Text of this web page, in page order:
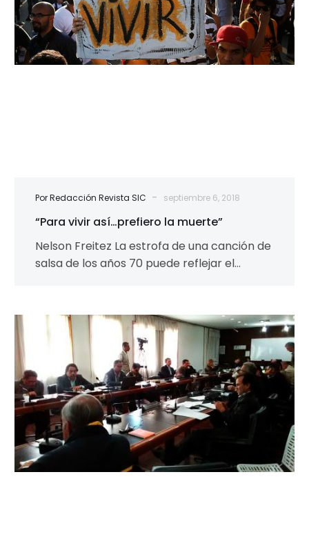
Por Redacción Revista SIC - septiembre 6, 2018
“Para vivir así…prefiero la muerte”
Nelson Freitez La estrofa de una canción de
salsa de los años 70 puede reflejar el
¿Qué
universidad
encontraremos
en
septiembre?